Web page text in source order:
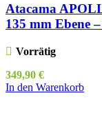
Atacama
135 mm Ebene
Vorrätig
349,90 €
In den Warenkorb